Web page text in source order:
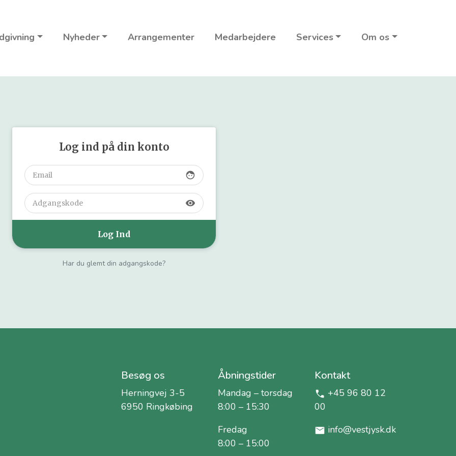
Nyheder Arrangementer Medarbejdere Services Om os
Log ind på din konto
face
visibility
Har du glemt din adgangskode?
Besøg os
Herningvej 3-5
6950 Ringkøbing
Åbningstider
Mandag – torsdag
8:00 – 15:30
Fredag
8:00 – 15:00
Kontakt
+45 96 80 12
00
info@vestjysk.dk